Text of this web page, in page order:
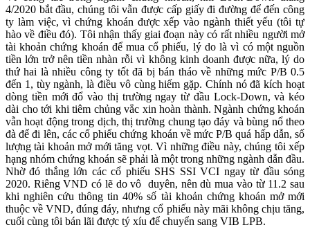
4/2020 bắt đầu, chúng tôi vẫn được cấp giấy đi đường để đến công
ty làm việc, vì chứng khoán được xếp vào ngành thiết yếu (tôi tự
hào về điều đó). Tôi nhận thấy giai đoạn này có rất nhiều người mở
tài khoản chứng khoán để mua cổ phiếu, lý do là vì có một nguồn
tiền lớn trở nên tiền nhàn rỗi vì không kinh doanh được nữa, lý do
thứ hai là nhiều công ty tốt đã bị bán tháo về những mức P/B 0.5
đến 1, tùy ngành, là điều vô cùng hiếm gặp. Chính nó đã kích hoạt
dòng tiền mới đổ vào thị trường ngay từ đầu Lock-Down, và kéo
dài cho tới khi tiêm chủng vắc xin hoàn thành. Ngành chứng khoán
vẫn hoạt động trong dịch, thị trường chung tạo đáy và bùng nổ theo
đà để đi lên, các cổ phiếu chứng khoán về mức P/B quá hấp dẫn, số
lượng tài khoản mở mới tăng vọt. Vì những điều này, chúng tôi xếp
hạng nhóm chứng khoán sẽ phải là một trong những ngành dẫn đầu.
Nhờ đó thắng lớn các cổ phiếu SHS SSI VCI ngay từ đầu sóng
2020. Riêng VND có lẽ do vô duyên, nên dù mua vào từ 11.2 sau
khi nghiên cứu thông tin 40% số tài khoản chứng khoán mở mới
thuộc về VND, đúng đáy, nhưng cổ phiếu này mãi không chịu tăng,
cuối cùng tôi bán lãi được tý xíu để chuyển sang VIB LPB.